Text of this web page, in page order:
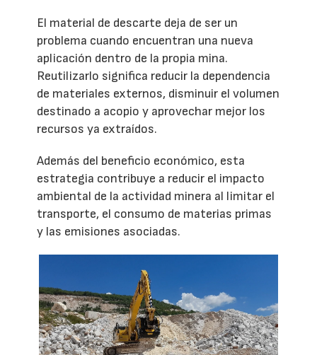
El material de descarte deja de ser un
problema cuando encuentran una nueva
aplicación dentro de la propia mina.
Reutilizarlo significa reducir la dependencia
de materiales externos, disminuir el volumen
destinado a acopio y aprovechar mejor los
recursos ya extraídos.
Además del beneficio económico, esta
estrategia contribuye a reducir el impacto
ambiental de la actividad minera al limitar el
transporte, el consumo de materias primas
y las emisiones asociadas.